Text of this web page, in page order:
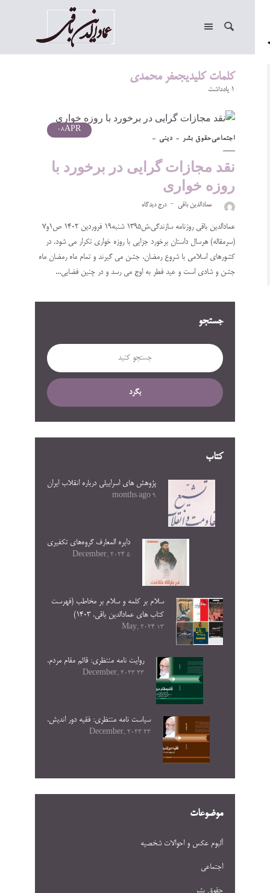
کلمات کلیدیجعفر محمدی
1 یادداشت
APR
08
اجتماعیحقوق بشر دینی
نقد مجازات گرایی در برخورد با
روزه خواری
عمادالدین باقی درج دیدگاه
عمادالدین باقی روزنامه سازندگی،ش۱۳۹۵ شنبه۱۹ فروردین ۱۴۰۲ ص۱و۷
(سرمقاله) هرسال داستان برخورد جزایی با روزه خواری تکرار می شود. در
کشورهای اسلامی با شروع رمضان، جشن می گیرند و تمام ماه رمضان ماه
جشن و شادی است و عید فطر به اوج می رسد و در چنین فضایی...
جستجو
بگرد
کتاب
پژوهش های اسراییلی درباره انقلاب ایران
9 months ago
دایره المعارف گروه‌های تکفیری
5 December, 2024
سلام بر کلمه و سلام بر مخاطب (فهرست
کتاب های عمادالدین باقی. ۱۴۰۳)
13 May, 2024
روایت نامه منتظری: قائم مقام مردم.
23 December, 2023
سیاست نامه منتظری: فقیه دور اندیش.
23 December, 2023
موضوعات
آلبوم عکس و احوالات شخصيه
اجتماعی
حقوق بشر